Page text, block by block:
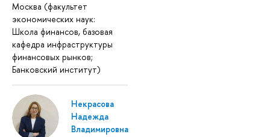
Москва (факультет
экономических наук:
Школа финансов, базовая
кафедра инфраструктуры
финансовых рынков;
Банковский институт)
Некрасова
Надежда
Владимировна